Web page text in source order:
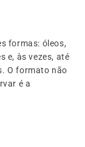
formas: óleos,
e, às vezes, até
O formato não
é a